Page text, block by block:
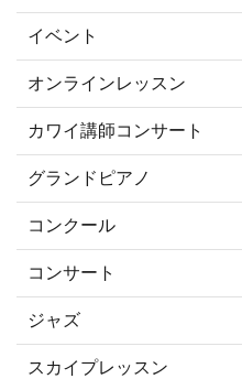
イベント
オンラインレッスン
カワイ講師コンサート
グランドピアノ
コンクール
コンサート
ジャズ
スカイプレッスン